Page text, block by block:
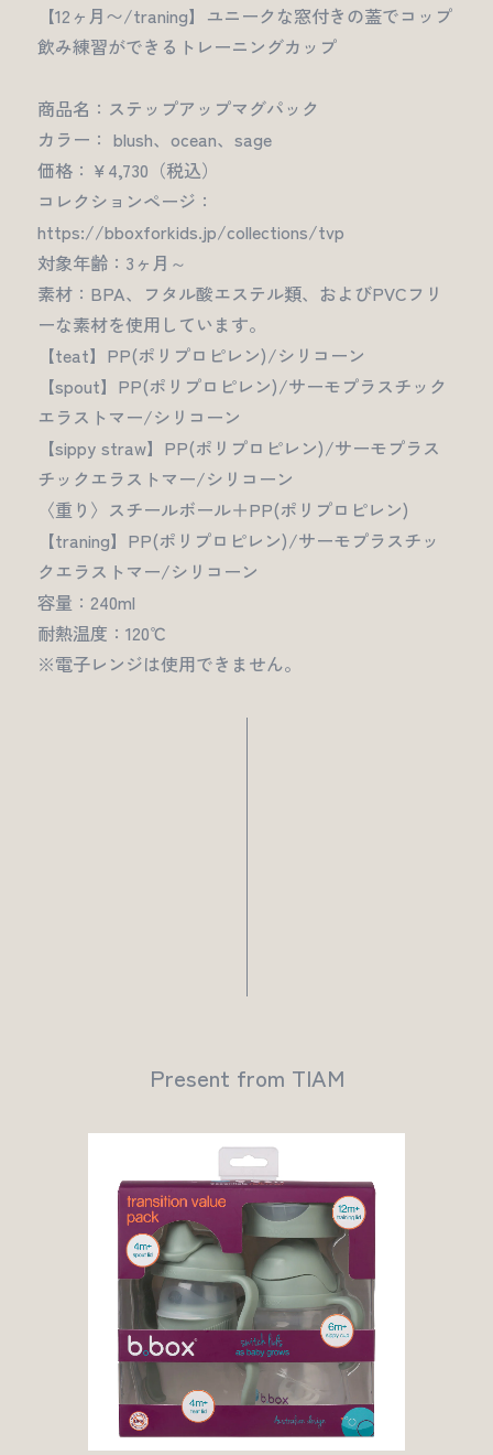
【12ヶ月〜/traning】ユニークな窓付きの蓋でコップ
飲み練習ができるトレーニングカップ
商品名：ステップアップマグパック
カラー： blush、ocean、sage
価格：￥4,730（税込）
コレクションページ：
https://bboxforkids.jp/collections/tvp
対象年齢：3ヶ月～
素材：BPA、フタル酸エステル類、およびPVCフリ
ーな素材を使用しています。
【teat】PP(ポリプロピレン)/シリコーン
【spout】PP(ポリプロピレン)/サーモプラスチック
エラストマー/シリコーン
【sippy straw】PP(ポリプロピレン)/サーモプラス
チックエラストマー/シリコーン
〈重り〉スチールボール＋PP(ポリプロピレン)
【traning】PP(ポリプロピレン)/サーモプラスチッ
クエラストマー/シリコーン
容量：240ml
耐熱温度：120℃
※電子レンジは使用できません。
Present from TIAM